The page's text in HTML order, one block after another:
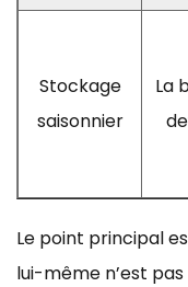
Stockage
saisonnier
La
Le point principal
lui-même n’est